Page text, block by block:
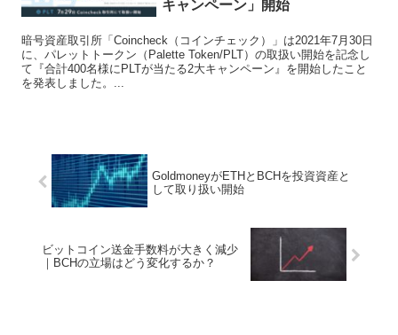
キャンペーン」開始
暗号資産取引所「Coincheck（コインチェック）」は2021年7月30日
に、パレットトークン（Palette Token/PLT）の取扱い開始を記念し
て『合計400名様にPLTが当たる2大キャンペーン』を開始したこと
を発表しました。...
GoldmoneyがETHとBCHを投資資産と
して取り扱い開始
ビットコイン送金手数料が大きく減少
｜BCHの立場はどう変化するか？